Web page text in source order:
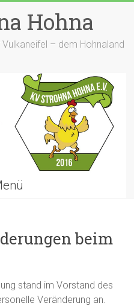
Hohna
– dem Hohnaland
beim
stand im Vorstand des
Veränderung an.